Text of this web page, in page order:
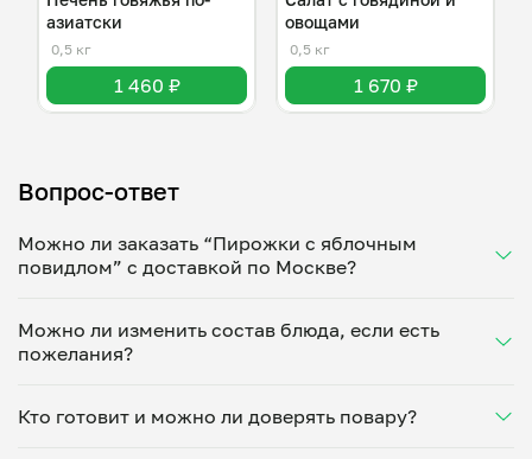
азиатски
0,5 кг
1 460 ₽
овощами
0,5 кг
1 670 ₽
Вопрос-ответ
Можно ли заказать “Пирожки с яблочным
повидлом” с доставкой по Москве?
Укажите удобное время — и получите свежее
домашнее блюдо в большой порции прямо с плиты.
минут. Статус заказа отслеживайте в личном
кабинете, а с поваром можно связаться напрямую в
Можно ли изменить состав блюда, если есть
пожелания?
под ваши предпочтения: уберет специи, снизит
Кто готовит и можно ли доверять повару?